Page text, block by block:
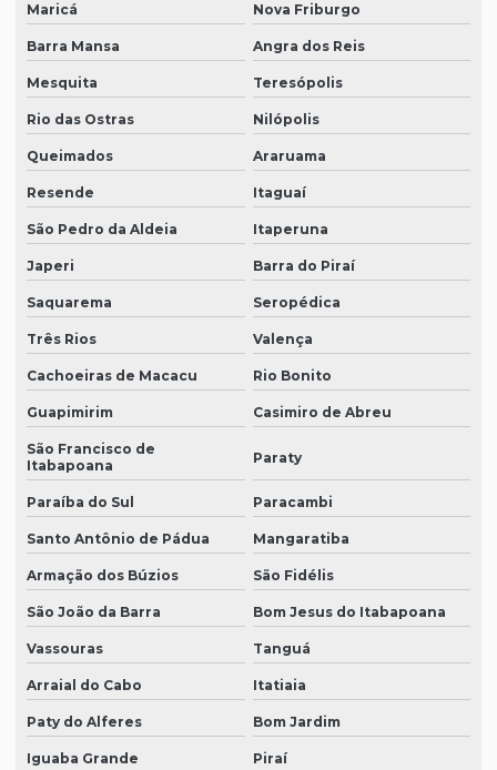
Maricá Nova Friburgo
Barra Mansa Angra dos Reis
Mesquita Teresópolis
Rio das Ostras Nilópolis
Queimados Araruama
Resende Itaguaí
São Pedro da Aldeia Itaperuna
Japeri Barra do Piraí
Saquarema Seropédica
Três Rios Valença
Cachoeiras de Macacu Rio Bonito
Guapimirim Casimiro de Abreu
São Francisco de
Itabapoana
Paraty
Paraíba do Sul Paracambi
Santo Antônio de Pádua Mangaratiba
Armação dos Búzios São Fidélis
São João da Barra Bom Jesus do Itabapoana
Vassouras Tanguá
Arraial do Cabo Itatiaia
Paty do Alferes Bom Jardim
Iguaba Grande Piraí